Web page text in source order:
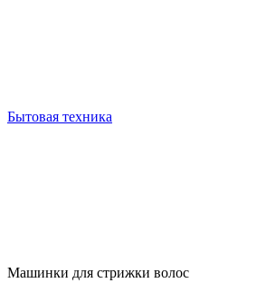
Бытовая техника
Машинки для стрижки волос